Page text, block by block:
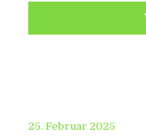
25. Februar 2025